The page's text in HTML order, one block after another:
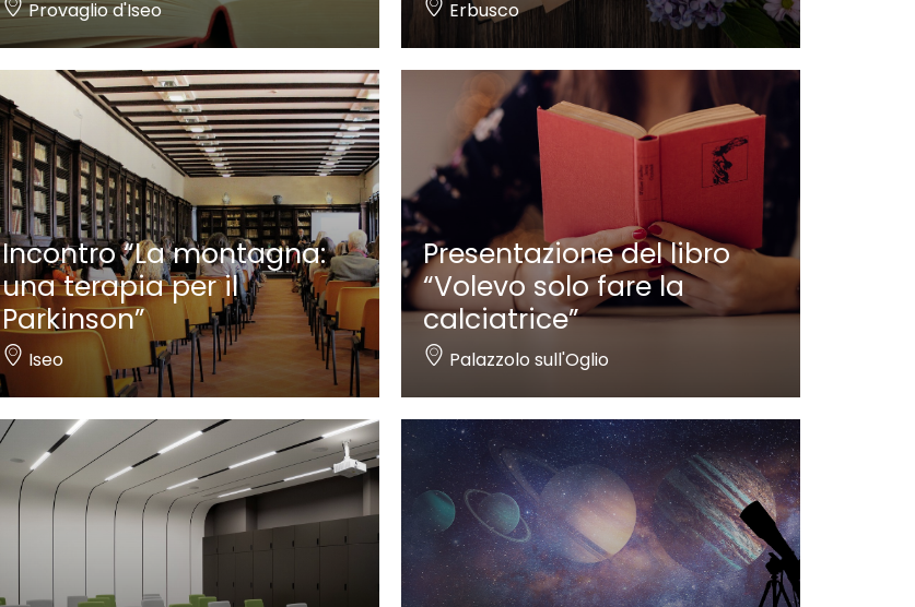
Provaglio d'Iseo Erbusco
Incontro “La montagna:
una terapia per il
Parkinson”
Iseo
Presentazione del libro
“Volevo solo fare la
calciatrice”
Palazzolo sull'Oglio